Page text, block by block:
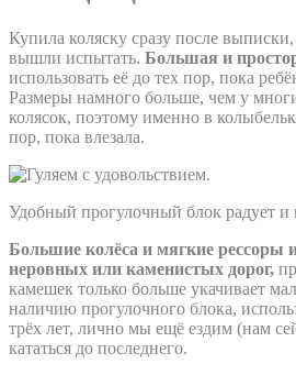
Купила коляску сразу после
вышли испытать. Большая и
использовать её до тех пор, пока
Размеры намного больше, чем у
колясок, поэтому именно в
пор, пока влезала.
Удобный прогулочный блок радует и
Большие колёса и мягкие рессоры
неровных или каменистых дорог,
камешек только больше укачивает
наличию прогулочного блока,
трёх лет, лично мы ещё ездим (нам
кататься до последнего.